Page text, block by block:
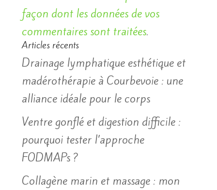
façon dont les données de vos
commentaires sont traitées.
Articles récents
Drainage lymphatique esthétique et
madérothérapie à Courbevoie : une
alliance idéale pour le corps
Ventre gonflé et digestion difficile :
pourquoi tester l’approche
FODMAPs ?
Collagène marin et massage : mon